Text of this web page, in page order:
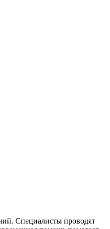
Специалисты проводят